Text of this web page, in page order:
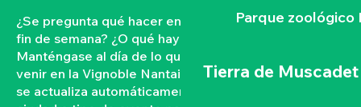
Parque zoológico
Tierra de Muscadet
¿Se pregunta qué hacer en el Vignoble Nantais este
fin de semana? ¿O qué hay en la agenda de Clisson?
Manténgase al día de lo que ocurre y lo que está por
venir en la Vignoble Nantais con nuestra agenda que
se actualiza automáticamente. Filtre por fecha,